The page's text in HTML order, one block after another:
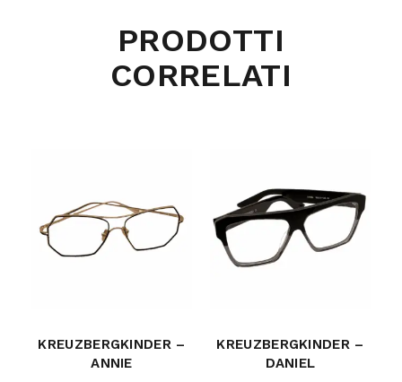
PRODOTTI
CORRELATI
KREUZBERGKINDER –
ANNIE
KREUZBERGKINDER –
DANIEL